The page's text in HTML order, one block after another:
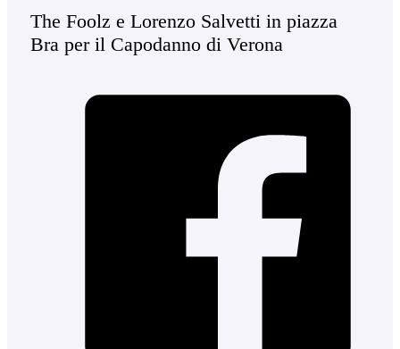
The Foolz e Lorenzo Salvetti in piazza
Bra per il Capodanno di Verona